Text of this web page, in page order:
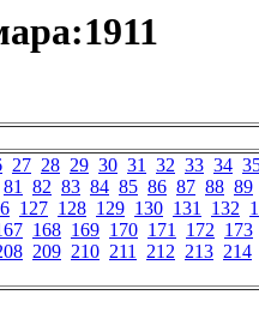
27 28 29 30 31 32 33 34
81 82 83 84 85 86 87 88 89
127 128 129 130 131 132
168 169 170 171 172 173
209 210 211 212 213 214